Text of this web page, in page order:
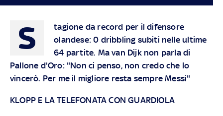
S
tagione da record per il difensore
olandese: 0 dribbling subiti nelle ultime
64 partite. Ma van Dijk non parla di
Pallone d'Oro: "Non ci penso, non credo che lo
vincerò. Per me il migliore resta sempre Messi"
KLOPP E LA TELEFONATA CON GUARDIOLA